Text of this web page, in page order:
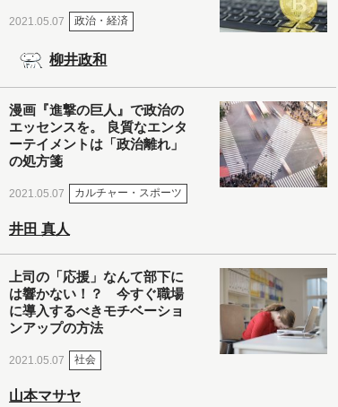
2021.05.07 政治・経済
柳井政和
漫画『進撃の巨人』で政治の
エッセンスを。 良質なエンタ
ーテイメントは「政治離れ」
の処方箋
2021.05.07 カルチャー・スポーツ
井田 真人
上司の「応援」なんて部下に
は響かない！？ 今すぐ職場
に導入するべきモチベーショ
ンアップの方法
2021.05.07 社会
山本マサヤ